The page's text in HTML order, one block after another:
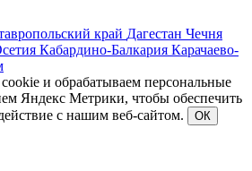
край Дагестан Чечня
Кабардино-Балкария Карачаево-
и обрабатываем персональные
Яндекс Метрики, чтобы обеспечить
с нашим веб-сайтом.
ОК